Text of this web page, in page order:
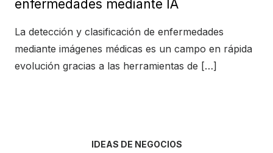
enfermedades mediante IA
La detección y clasificación de enfermedades
mediante imágenes médicas es un campo en rápida
evolución gracias a las herramientas de […]
IDEAS DE NEGOCIOS